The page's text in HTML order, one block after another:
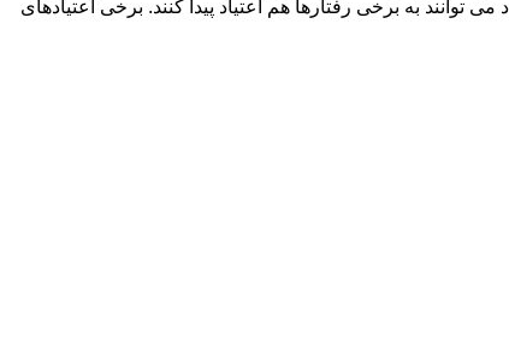
به برخی رفتارها هم اعتیاد پیدا کنند. برخی اعتیادهای